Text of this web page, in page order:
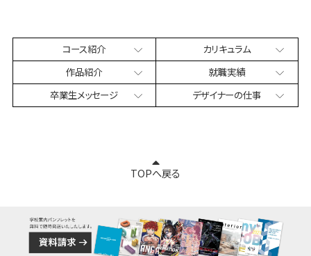
コース紹介
カリキュラム
作品紹介
就職実績
卒業生メッセージ デザイナーの仕事
TOPへ戻る